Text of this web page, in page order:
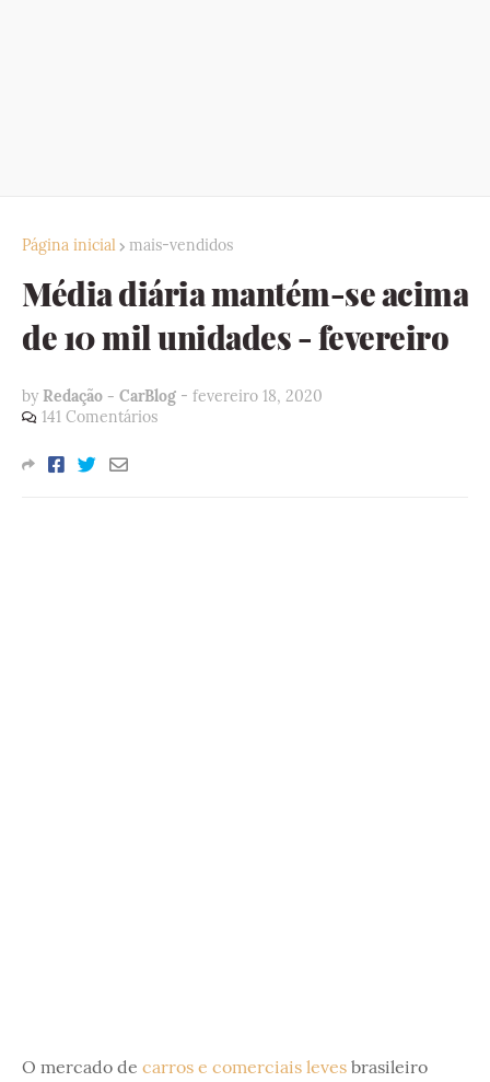
Página inicial mais-vendidos
Média diária mantém-se acima
de 10 mil unidades - fevereiro
by Redação - CarBlog - fevereiro 18, 2020
141 Comentários
O mercado de carros e comerciais leves brasileiro